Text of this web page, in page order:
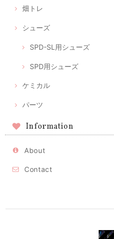
畑トレ
シューズ
SPD-SL用シューズ
SPD用シューズ
ケミカル
パーツ
Information
About
Contact